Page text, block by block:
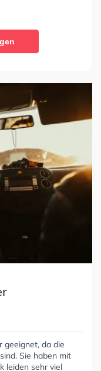
geeignet, da die
Sie haben mit
leiden sehr viel